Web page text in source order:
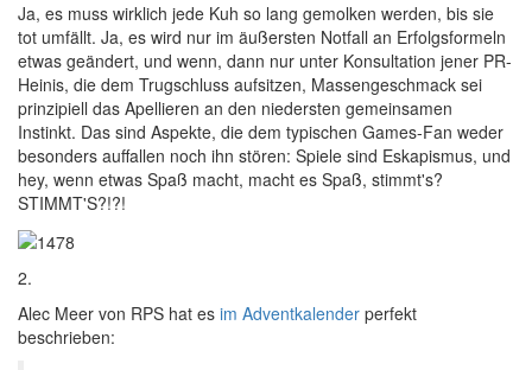
Ja, es muss wirklich jede Kuh so lang gemolken werden, bis sie
tot umfällt. Ja, es wird nur im äußersten Notfall an Erfolgsformeln
etwas geändert, und wenn, dann nur unter Konsultation jener PR-
Heinis, die dem Trugschluss aufsitzen, Massengeschmack sei
prinzipiell das Apellieren an den niedersten gemeinsamen
Instinkt. Das sind Aspekte, die dem typischen Games-Fan weder
besonders auffallen noch ihn stören: Spiele sind Eskapismus, und
hey, wenn etwas Spaß macht, macht es Spaß, stimmt's?
STIMMT'S?!?!
2.
Alec Meer von RPS hat es im Adventkalender perfekt
beschrieben: